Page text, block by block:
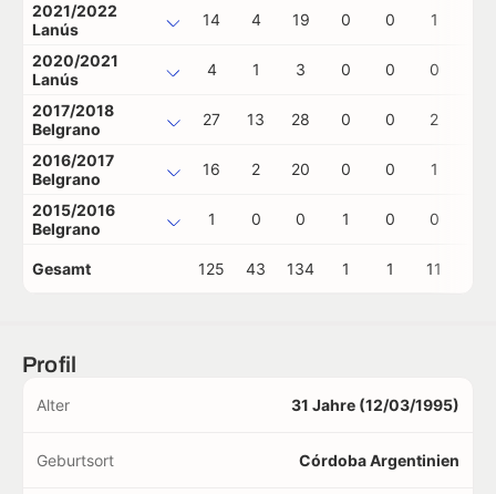
2021/2022
Lanús
14 4 19 0 0 1
2020/2021
Lanús
4 1 3 0 0 0
2017/2018
Belgrano
27 13 28 0 0 2
2016/2017
Belgrano
16 2 20 0 0 1
2015/2016
Belgrano
1 0 0 1 0 0
Gesamt 125 43 134 1 1 11
Profil
Alter 31 Jahre (12/03/1995)
Geburtsort Córdoba Argentinien